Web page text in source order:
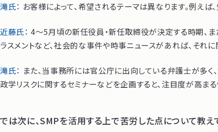
滝氏： お客様によって、希望されるテーマは異なります。例え
近藤氏： 4～5月頃の新任役員・新任取締役が決定する時期、
ラスメントなど、社会的な事件や時事ニュースがあれば、それ
滝氏： また、当事務所には官公庁に出向している弁護士が多
政学リスクに関するセミナーなどを企画すると、注目度が高ま
では次に、SMPを活用する上で苦労した点について教え